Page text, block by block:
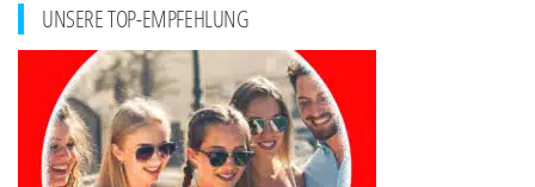
UNSERE TOP-EMPFEHLUNG